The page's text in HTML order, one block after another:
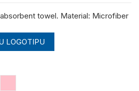
towel. Material: Microfiber
LOGOTIPU